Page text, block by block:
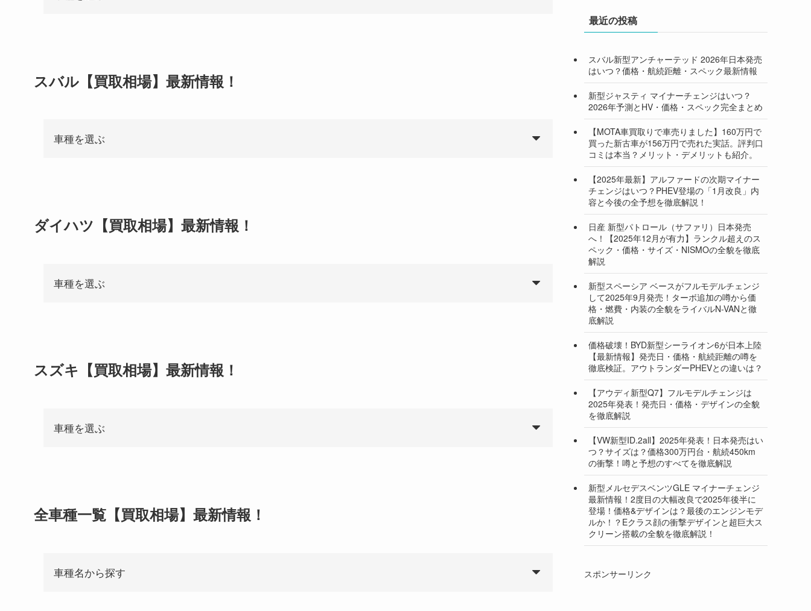
スバル【買取相場】最新情報！
車種を選ぶ
ダイハツ【買取相場】最新情報！
車種を選ぶ
スズキ【買取相場】最新情報！
車種を選ぶ
全車種一覧【買取相場】最新情報！
車種名から探す
最近の投稿
スバル新型アンチャーテッド 2026年日本発売
はいつ？価格・航続距離・スペック最新情報
新型ジャスティ マイナーチェンジはいつ？
2026年予測とHV・価格・スペック完全まとめ
【MOTA車買取りで車売りました】160万円で
買った新古車が156万円で売れた実話。評判口
コミは本当？メリット・デメリットも紹介。
【2025年最新】アルファードの次期マイナー
チェンジはいつ？PHEV登場の「1月改良」内
容と今後の全予想を徹底解説！
日産 新型パトロール（サファリ）日本発売
へ！【2025年12月が有力】ランクル超えのス
ペック・価格・サイズ・NISMOの全貌を徹底
解説
新型スペーシア ベースがフルモデルチェンジ
して2025年9月発売！ターボ追加の噂から価
格・燃費・内装の全貌をライバルN-VANと徹
底解説
価格破壊！BYD新型シーライオン6が日本上陸
【最新情報】発売日・価格・航続距離の噂を
徹底検証。アウトランダーPHEVとの違いは？
【アウディ新型Q7】フルモデルチェンジは
2025年発表！発売日・価格・デザインの全貌
を徹底解説
【VW新型ID.2all】2025年発表！日本発売はい
つ？サイズは？価格300万円台・航続450km
の衝撃！噂と予想のすべてを徹底解説
新型メルセデスベンツGLE マイナーチェンジ
最新情報！2度目の大幅改良で2025年後半に
登場！価格&デザインは？最後のエンジンモデ
ルか！？Eクラス顔の衝撃デザインと超巨大ス
クリーン搭載の全貌を徹底解説！
スポンサーリンク